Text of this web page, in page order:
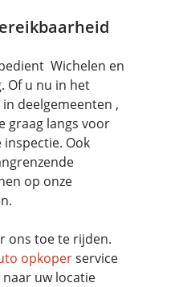
Wichelen en
Of u nu in het
deelgemeenten ,
graag langs voor
Ook
op onze
ons toe te rijden.
opkoperservice
uw locatie